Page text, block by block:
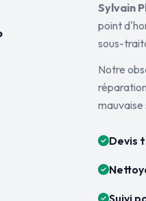
Sylvain
point
sous-
Notre
mauvaise
Devis
Suivi